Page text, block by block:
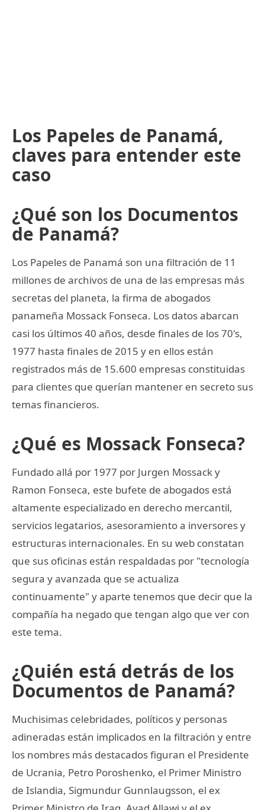
Los Papeles de Panamá,
claves para entender este
caso
¿Qué son los Documentos
de Panamá?
Los Papeles de Panamá son una filtración de 11
millones de archivos de una de las empresas más
secretas del planeta, la firma de abogados
panameña Mossack Fonseca. Los datos abarcan
casi los últimos 40 años, desde finales de los 70's,
1977 hasta finales de 2015 y en ellos están
registrados más de 15.600 empresas constituidas
para clientes que querían mantener en secreto sus
temas financieros.
¿Qué es Mossack Fonseca?
Fundado allá por 1977 por Jurgen Mossack y
Ramon Fonseca, este bufete de abogados está
altamente especializado en derecho mercantil,
servicios legatarios, asesoramiento a inversores y
estructuras internacionales. En su web constatan
que sus oficinas están respaldadas por "tecnología
segura y avanzada que se actualiza
continuamente" y aparte tenemos que decir que la
compañía ha negado que tengan algo que ver con
este tema.
¿Quién está detrás de los
Documentos de Panamá?
Muchisimas celebridades, políticos y personas
adineradas están implicados en la filtración y entre
los nombres más destacados figuran el Presidente
de Ucrania, Petro Poroshenko, el Primer Ministro
de Islandia, Sigmundur Gunnlaugsson, el ex